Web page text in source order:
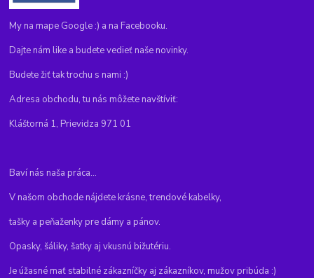
My na mape Google :) a na Facebooku.
Dajte nám like a budete vedieť naše novinky.
Budete žiť tak trochu s nami :)
Adresa obchodu, tu nás môžete navštíviť:
Kláštorná 1, Prievidza 971 01
Baví nás naša práca...
V našom obchode nájdete krásne, trendové kabelky,
tašky a peňaženky pre dámy a pánov.
Opasky, šáliky, šatky aj vkusnú bižutériu.
Je úžasné mať stabilné zákazníčky aj zákazníkov, mužov pribúda :)